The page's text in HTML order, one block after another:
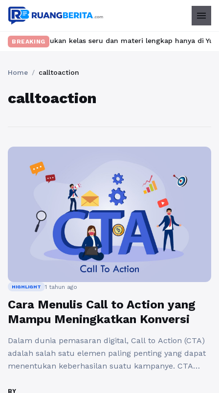
menu
BREAKING
Temukan kelas seru dan materi lengkap hanya di
Home / calltoaction
calltoaction
HIGHLIGHT 1 tahun ago
Cara Menulis Call to Action yang
Mampu Meningkatkan Konversi
Dalam dunia pemasaran digital, Call to Action (CTA)
adalah salah satu elemen paling penting yang dapat
menentukan keberhasilan suatu kampanye. CTA
BY